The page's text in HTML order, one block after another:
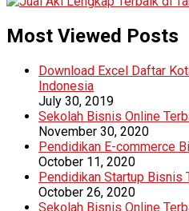
Most Viewed Posts
Download Excel Daftar
Indonesia
July 30, 2019
Sekolah Bisnis Online
November 30, 2020
Pendidikan E-commerce
October 11, 2020
Pendidikan Startup Bisnis
October 26, 2020
Sekolah Bisnis Online